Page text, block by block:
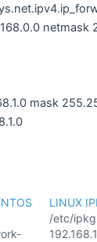
netmask
mask
LINUX
/etc/